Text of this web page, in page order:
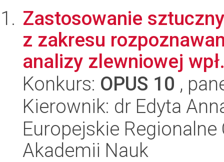
Zastosowanie
z zakresu
analizy zlewniowej
Konkurs: OPUS 10 ,
Kierownik: dr Edyta
Europejskie
Akademii Nauk